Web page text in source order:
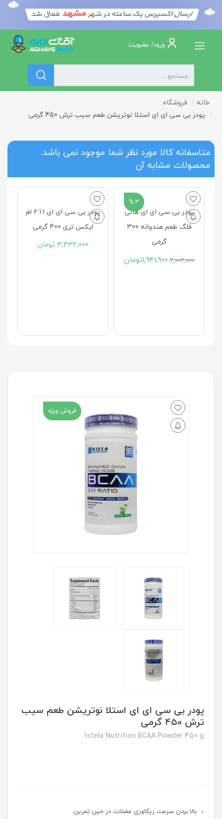
ورود/ عضویت
خانه
فروشگاه
پودر بی سی ای ای استلا نوتریشن طعم سیب ترش 450 گرمی
متاسفانه کالا مورد نظر شما موجود نمی باشد.
محصولات مشابه آن
3 %
پودر بی سی ای ای هانی
فلگ طعم هندوانه 300
گرمی
2,002,000
1,941,900تومان
پودر بی سی ای ای 2:1:1 ام
ایکس تری 400 گرمی
3,432,000 تومان
فروش ویژه
پودر بی سی ای ای استلا نوتریشن طعم سیب
ترش 450 گرمی
Istela Nutrition BCAA Powder 450 g
بالا بردن سرعت ریکاوری عضلات در حین تمرین